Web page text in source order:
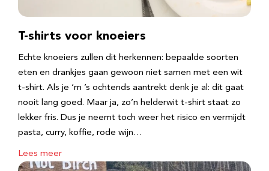
T-shirts voor knoeiers
Echte knoeiers zullen dit herkennen: bepaalde soorten
eten en drankjes gaan gewoon niet samen met een wit
t-shirt. Als je ‘m ’s ochtends aantrekt denk je al: dit gaat
nooit lang goed. Maar ja, zo’n helderwit t-shirt staat zo
lekker fris. Dus je neemt toch weer het risico en vermijdt
pasta, curry, koffie, rode wijn…
Lees meer